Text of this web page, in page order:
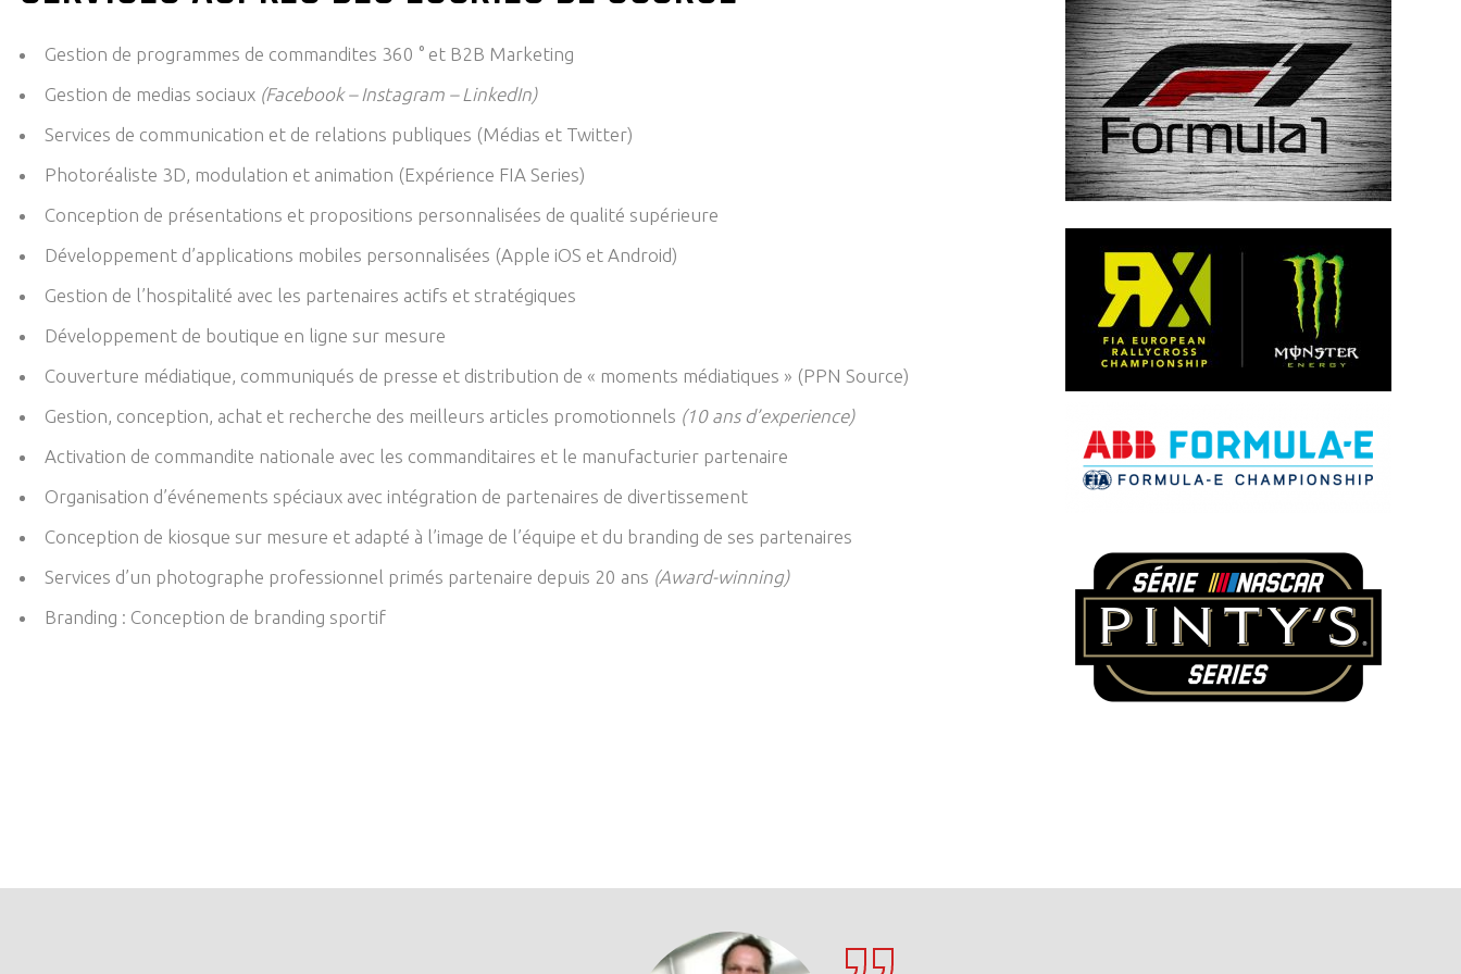
Gestion de programmes de commandites 360 ° et B2B Marketing
Gestion de medias sociaux (Facebook – Instagram – LinkedIn)
Services de communication et de relations publiques (Médias et Twitter)
Photoréaliste 3D, modulation et animation (Expérience FIA ​​Series)
Conception de présentations et propositions personnalisées de qualité supérieure
Développement d’applications mobiles personnalisées (Apple iOS et Android)
Gestion de l’hospitalité avec les partenaires actifs et stratégiques
Développement de boutique en ligne sur mesure
Couverture médiatique, communiqués de presse et distribution de « moments médiatiques » (PPN Source)
Gestion, conception, achat et recherche des meilleurs articles promotionnels (10 ans d’experience)
Activation de commandite nationale avec les commanditaires et le manufacturier partenaire
Organisation d’événements spéciaux avec intégration de partenaires de divertissement
Conception de kiosque sur mesure et adapté à l’image de l’équipe et du branding de ses partenaires
Services d’un photographe professionnel primés partenaire depuis 20 ans (Award-winning)
Branding : Conception de branding sportif